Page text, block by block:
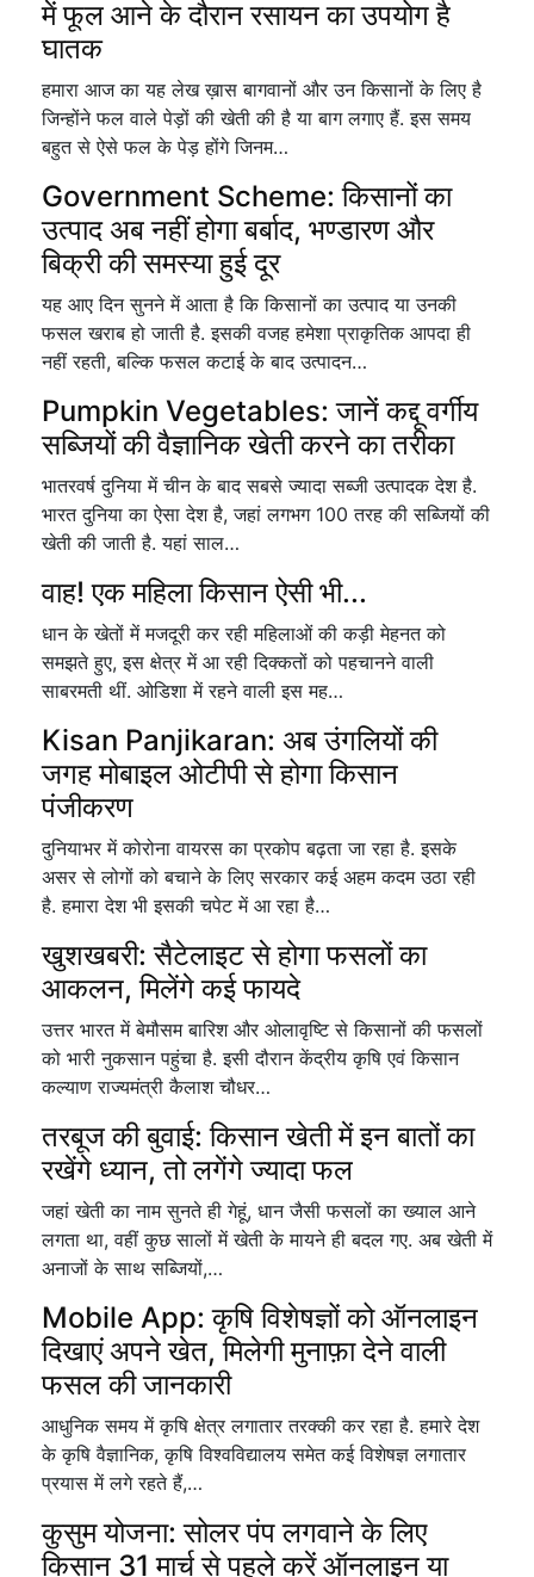
में फूल आने के दौरान रसायन का उपयोग है
घातक
हमारा आज का यह लेख ख़ास बागवानों और उन किसानों के लिए है
जिन्होंने फल वाले पेड़ों की खेती की है या बाग लगाए हैं. इस समय
बहुत से ऐसे फल के पेड़ होंगे जिनम…
Government Scheme: किसानों का
उत्पाद अब नहीं होगा बर्बाद, भण्डारण और
बिक्री की समस्या हुई दूर
यह आए दिन सुनने में आता है कि किसानों का उत्पाद या उनकी
फसल खराब हो जाती है. इसकी वजह हमेशा प्राकृतिक आपदा ही
नहीं रहती, बल्कि फसल कटाई के बाद उत्पादन…
Pumpkin Vegetables: जानें कद्दू वर्गीय
सब्जियों की वैज्ञानिक खेती करने का तरीका
भातरवर्ष दुनिया में चीन के बाद सबसे ज्यादा सब्जी उत्पादक देश है.
भारत दुनिया का ऐसा देश है, जहां लगभग 100 तरह की सब्जियों की
खेती की जाती है. यहां साल…
वाह! एक महिला किसान ऐसी भी...
धान के खेतों में मजदूरी कर रही महिलाओं की कड़ी मेहनत को
समझते हुए, इस क्षेत्र में आ रही दिक्कतों को पहचानने वाली
साबरमती थीं. ओडिशा में रहने वाली इस मह…
Kisan Panjikaran: अब उंगलियों की
जगह मोबाइल ओटीपी से होगा किसान
पंजीकरण
दुनियाभर में कोरोना वायरस का प्रकोप बढ़ता जा रहा है. इसके
असर से लोगों को बचाने के लिए सरकार कई अहम कदम उठा रही
है. हमारा देश भी इसकी चपेट में आ रहा है…
खुशखबरी: सैटेलाइट से होगा फसलों का
आकलन, मिलेंगे कई फायदे
उत्तर भारत में बेमौसम बारिश और ओलावृष्टि से किसानों की फसलों
को भारी नुकसान पहुंचा है. इसी दौरान केंद्रीय कृषि एवं किसान
कल्याण राज्यमंत्री कैलाश चौधर…
तरबूज की बुवाई: किसान खेती में इन बातों का
रखेंगे ध्यान, तो लगेंगे ज्यादा फल
जहां खेती का नाम सुनते ही गेहूं, धान जैसी फसलों का ख्याल आने
लगता था, वहीं कुछ सालों में खेती के मायने ही बदल गए. अब खेती में
अनाजों के साथ सब्जियों,…
Mobile App: कृषि विशेषज्ञों को ऑनलाइन
दिखाएं अपने खेत, मिलेगी मुनाफ़ा देने वाली
फसल की जानकारी
आधुनिक समय में कृषि क्षेत्र लगातार तरक्की कर रहा है. हमारे देश
के कृषि वैज्ञानिक, कृषि विश्वविद्यालय समेत कई विशेषज्ञ लगातार
प्रयास में लगे रहते हैं,…
कुसुम योजना: सोलर पंप लगवाने के लिए
किसान 31 मार्च से पहले करें ऑनलाइन या